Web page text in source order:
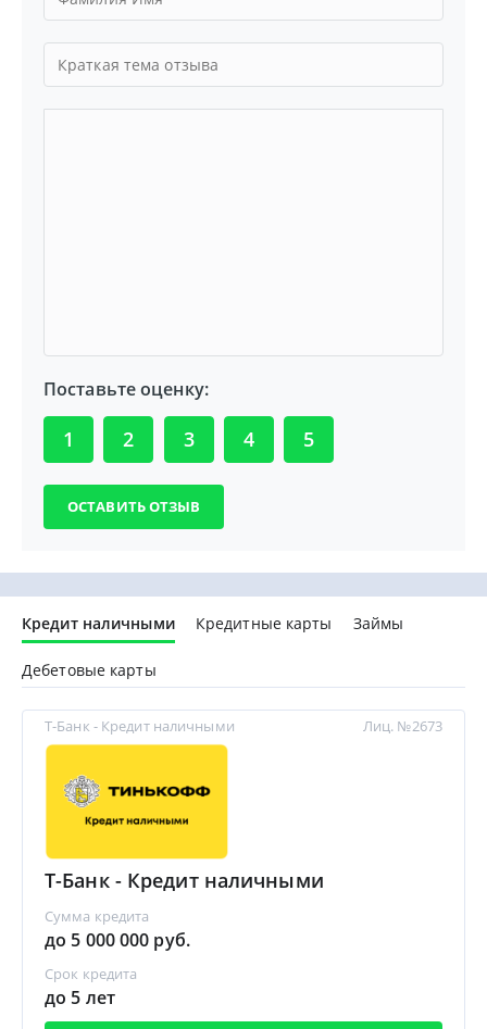
Поставьте оценку:
1 2 3 4 5
Кредит наличными Кредитные карты Займы
Дебетовые карты
Т-Банк - Кредит наличными
Т-Банк - Кредит наличными
Сумма кредита
до 5 000 000 руб.
Срок кредита
до 5 лет
Лиц. №2673